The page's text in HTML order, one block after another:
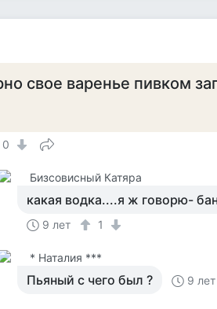
свое варенье пивком
0
Бизсовисный Катяра
какая водка....я ж говорю-
9 лет 1
* Наталия ***
Пьяный с чего был ? 9 лет